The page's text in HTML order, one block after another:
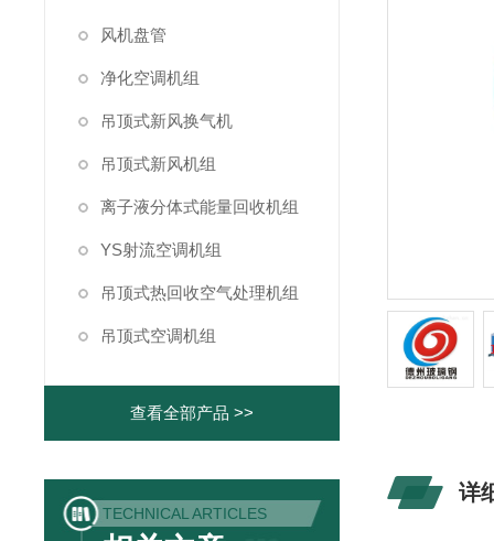
风机盘管
净化空调机组
吊顶式新风换气机
吊顶式新风机组
离子液分体式能量回收机组
YS射流空调机组
吊顶式热回收空气处理机组
吊顶式空调机组
查看全部产品 >>
TECHNICAL ARTICLES
详